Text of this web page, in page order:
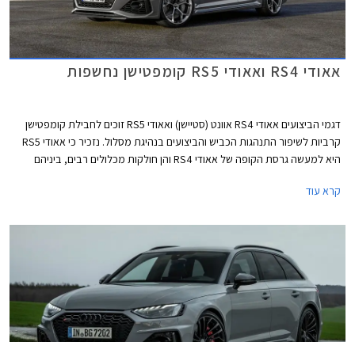
אאודי RS4 ואאודי RS5 קומפטישן נחשפות
דגמי הביצועים אאודי RS4 אוונט (סטיישן) ואאודי RS5 זוכים לחבילת קומפטישן
קרביות לשיפור התנהגות הכביש והביצועים בנהיגת מסלול. נזכיר כי אאודי RS5
היא למעשה גרסת הקופה של אאודי RS4 והן חולקות מכלולים רבים, ביניהם
אלה מוגבלת ל- 290 קמ"ש. אאודי RS4 אוונט קומפטישן מאיצה מעמידה ל- 100
שניות מהר יותר מהגרסה הסטנדרטית.
קרא עוד